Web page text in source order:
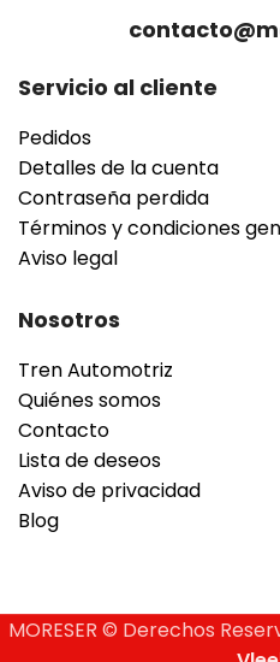
Servicio al cliente
Pedidos
Detalles de la cuenta
Contraseña perdida
Términos y condiciones
Aviso legal
Nosotros
Tren Automotriz
Quiénes somos
Contacto
Lista de deseos
Aviso de privacidad
Blog
MORESER © Derechos